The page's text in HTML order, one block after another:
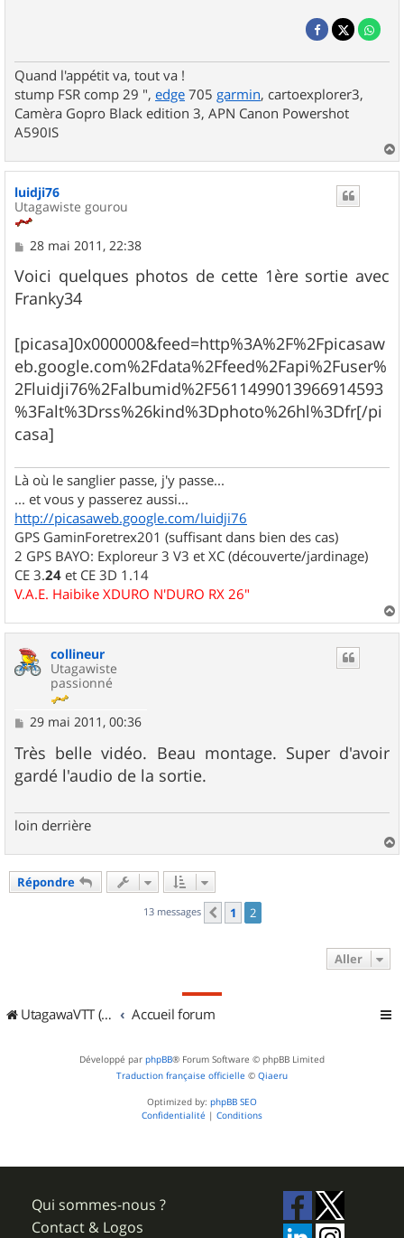
Quand l'appétit va, tout va !
stump FSR comp 29 ", edge 705 garmin, cartoexplorer3,
Camèra Gopro Black edition 3, APN Canon Powershot
A590IS
a
u
luidji76
Utagawiste gourou
M
s
s
a
28 mai 2011, 22:38
Voici quelques photos de cette 1ère sortie avec
Franky34
[picasa]0x000000&feed=http%3A%2F%2Fpicasaw
eb.google.com%2Fdata%2Ffeed%2Fapi%2Fuser%
2Fluidji76%2Falbumid%2F5611499013966914593
%3Falt%3Drss%26kind%3Dphoto%26hl%3Dfr[/pi
casa]
Là où le sanglier passe, j'y passe...
... et vous y passerez aussi...
http://picasaweb.google.com/luidji76
GPS GaminForetrex201 (suffisant dans bien des cas)
2 GPS BAYO: Exploreur 3 V3 et XC (découverte/jardinage)
CE 3.24 et CE 3D 1.14
V.A.E. Haibike XDURO N'DURO RX 26"
a
collineur
Utagawiste
passionné
M
s
s
a
29 mai 2011, 00:36
Très belle vidéo. Beau montage. Super d'avoir
gardé l'audio de la sortie.
loin derrière
a
Répondre
13 messages Précédent
1 2
Aller
UtagawaVTT (Randos VTT et VTTAE avec traces GPS) Accueil forum
Développé par phpBB® Forum Software © phpBB Limited
Traduction française officielle © Qiaeru
Optimized by: phpBB SEO
Confidentialité | Conditions
Qui sommes-nous ?
Contact & Logos